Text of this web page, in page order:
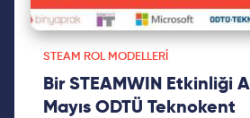
STEAM ROL MODELLERI
Bir STEAMWIN Etkinliği
Mayıs ODTÜ Teknokent